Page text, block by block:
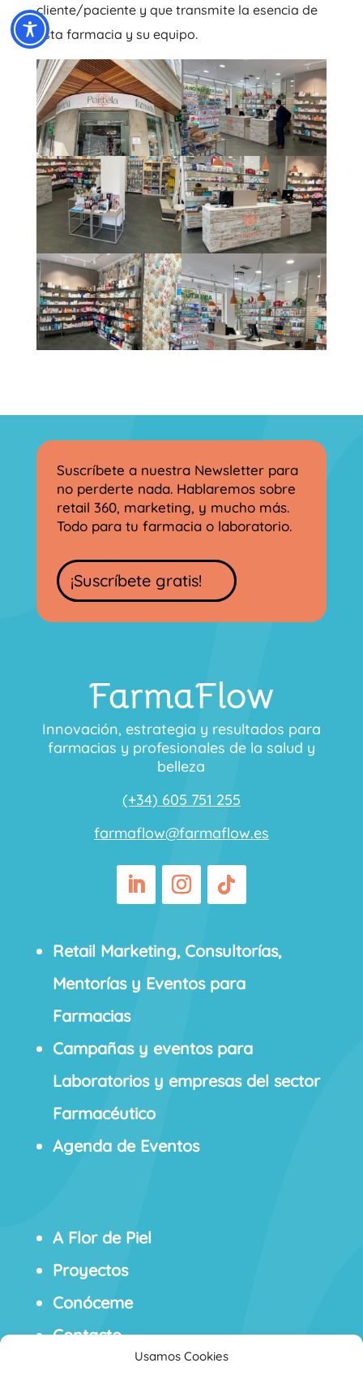
Usamos Cookies
cliente/paciente y que transmite la esencia de
esta farmacia y su equipo.
Suscríbete a nuestra Newsletter para
no perderte nada. Hablaremos sobre
retail 360, marketing, y mucho más.
Todo para tu farmacia o laboratorio.
¡Suscríbete gratis!
FarmaFlow
Innovación, estrategia y resultados para
farmacias y profesionales de la salud y
belleza
(+34) 605 751 255
farmaflow@farmaflow.es
Retail Marketing, Consultorías,
Mentorías y Eventos para
Farmacias
Campañas y eventos para
Laboratorios y empresas del sector
Farmacéutico
Agenda de Eventos
A Flor de Piel
Proyectos
Conóceme
Contacto